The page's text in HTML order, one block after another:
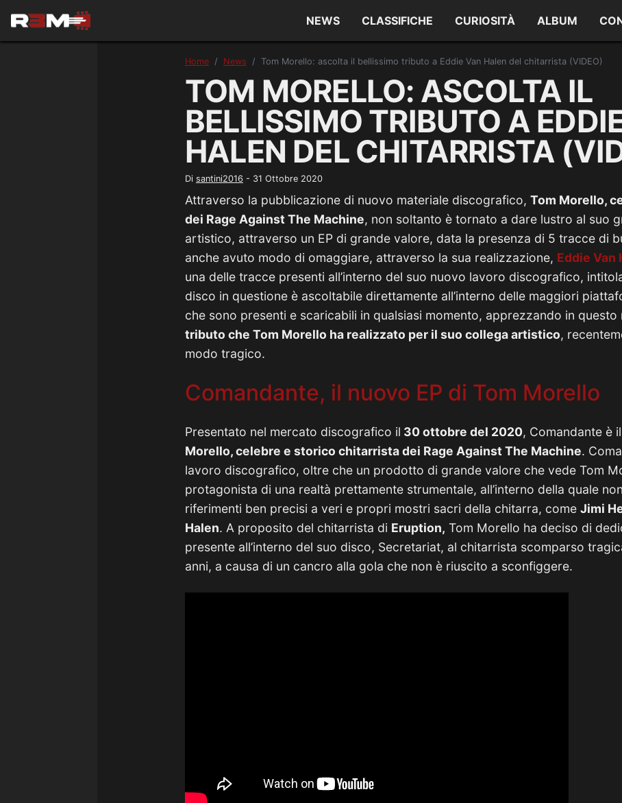
NEWS CLASSIFICHE CURIOSITÀ ALBUM
Home News Tom Morello: ascolta il bellissimo tributo a Eddie Van Halen del chitarrista (VIDEO)
TOM MORELLO: ASCOLTA IL
BELLISSIMO TRIBUTO A
HALEN DEL CHITARRISTA
Di santini2016 - 31 Ottobre 2020
Attraverso la pubblicazione di nuovo materiale discografico, Tom Morello,
dei Rage Against The Machine, non soltanto è tornato a dare lustro al suo
artistico, attraverso un EP di grande valore, data la presenza di 5 tracce di
anche avuto modo di omaggiare, attraverso la sua realizzazione, Eddie Van
una delle tracce presenti all’interno del suo nuovo lavoro discografico,
disco in questione è ascoltabile direttamente all’interno delle maggiori
che sono presenti e scaricabili in qualsiasi momento, apprezzando in
tributo che Tom Morello ha realizzato per il suo collega artistico,
modo tragico.
Comandante, il nuovo EP di Tom Morello
Presentato nel mercato discografico il 30 ottobre del 2020, Comandante è il
Morello, celebre e storico chitarrista dei Rage Against The Machine.
lavoro discografico, oltre che un prodotto di grande valore che vede Tom
protagonista di una realtà prettamente strumentale, all’interno della quale
riferimenti ben precisi a veri e propri mostri sacri della chitarra, come Jimi
Halen. A proposito del chitarrista di Eruption, Tom Morello ha deciso di
presente all’interno del suo disco, Secretariat, al chitarrista scomparso
anni, a causa di un cancro alla gola che non è riuscito a sconfiggere.